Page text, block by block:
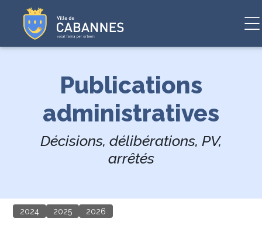
Publications
administratives
Décisions, délibérations, PV,
arrêtés
2024 2025 2026